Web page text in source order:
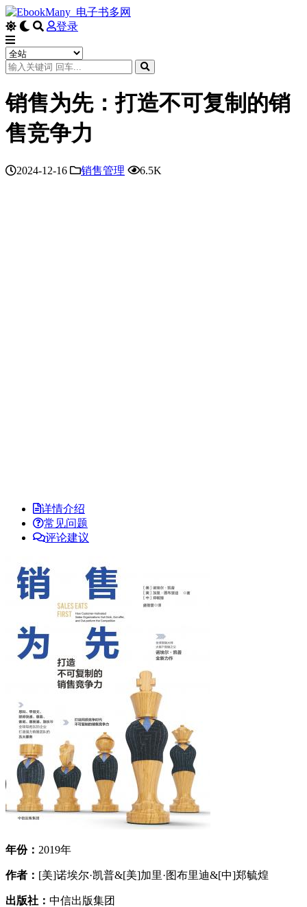
登录
销售为先：打造不可复制的销
售竞争力
2024-12-16 销售管理 6.5K
详情介绍
常见问题
评论建议
年份： 2019年
作者： [美]诺埃尔·凯普&[美]加里·图布里迪&[中]郑毓煌
出版社： 中信出版集团